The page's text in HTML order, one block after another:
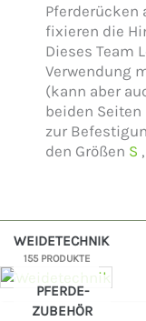
Pferderücken
fixieren die
Dieses Team
Verwendung
(kann aber
beiden
zur
den Größen S ,
WEIDETECHNIK
155 PRODUKTE
PFERDE-
ZUBEHÖR